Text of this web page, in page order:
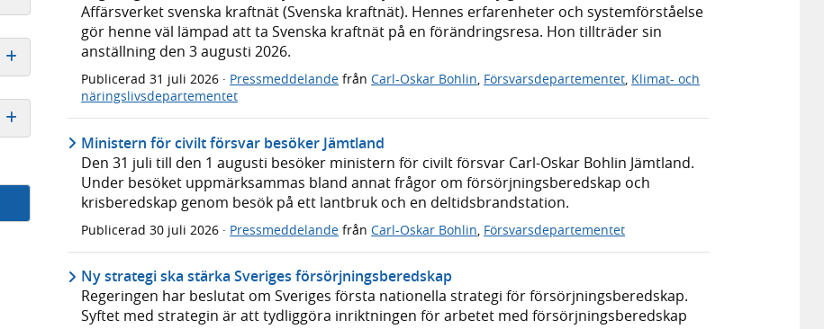
Affärsverket svenska kraftnät (Svenska kraftnät). Hennes erfarenheter och systemförståelse
gör henne väl lämpad att ta Svenska kraftnät på en förändringsresa. Hon tillträder sin
anställning den 3 augusti 2026.
Publicerad31 juli 2026 · Pressmeddelande frånCarl-Oskar Bohlin, Försvarsdepartementet, Klimat- och
näringslivsdepartementet
Ministern för civilt försvar besöker Jämtland
Den 31 juli till den 1 augusti besöker ministern för civilt försvar Carl-Oskar Bohlin Jämtland.
Under besöket uppmärksammas bland annat frågor om försörjningsberedskap och
krisberedskap genom besök på ett lantbruk och en deltidsbrandstation.
Publicerad30 juli 2026 · Pressmeddelande frånCarl-Oskar Bohlin Försvarsdepartementet
Ny strategi ska stärka Sveriges försörjningsberedskap
Regeringen har beslutat om Sveriges första nationella strategi för försörjningsberedskap.
Syftet med strategin är att tydliggöra inriktningen för arbetet med försörjningsberedskap